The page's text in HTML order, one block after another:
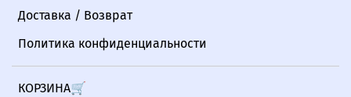
Доставка / Возврат
Политика конфиденциальности
КОРЗИНА🛒